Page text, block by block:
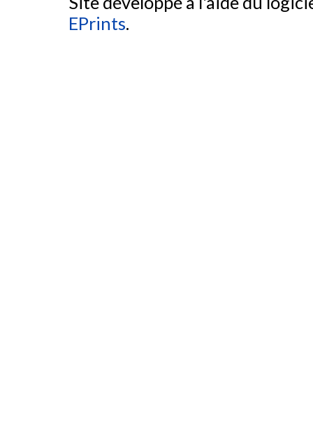
EPrints.